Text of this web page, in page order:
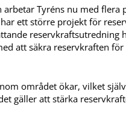
arbetar Tyréns nu med flera
ett större projekt för
reservkraftsutredning
att säkra reservkraften
området ökar, vilket
gäller att stärka